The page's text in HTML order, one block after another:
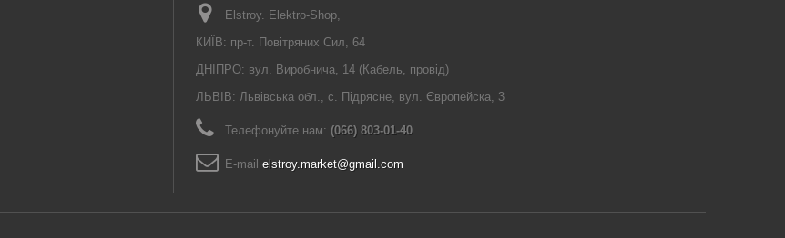
Elstroy. Elektro-Shop,
КИЇВ: пр-т. Повітряних Сил, 64
ДНІПРО: вул. Виробнича, 14 (Кабель, провід)
ЛЬВІВ: Львівська обл., с. Підрясне, вул. Європейска, 3
Телефонуйте нам: (066) 803-01-40
E-maіl elstroy.market@gmail.com